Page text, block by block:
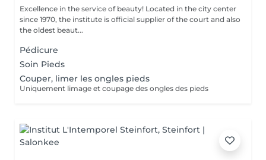
Excellence in the service of beauty! Located in the city center
since 1970, the institute is official supplier of the court and also
the oldest beaut...
Pédicure
Soin Pieds
Couper, limer les ongles pieds
Uniquement limage et coupage des ongles des pieds